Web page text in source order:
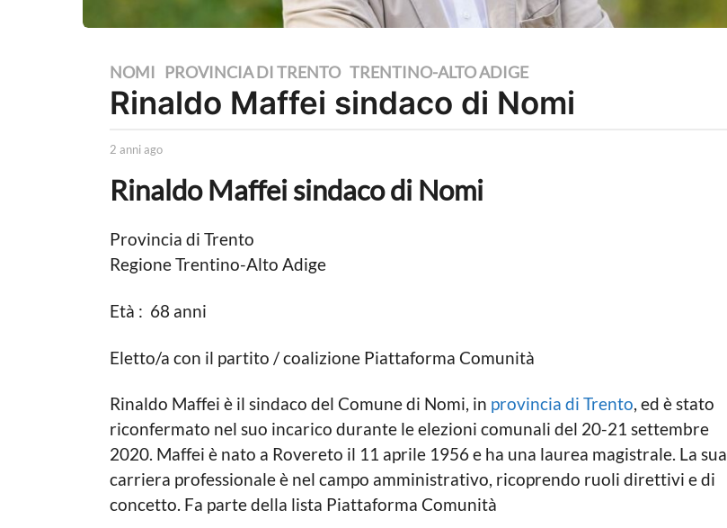
2
a
n
a
o
2
n
n
a
g
o
NOMI PROVINCIA DI TRENTO ,TRENTINO-ALTO ADIGE
Rinaldo Maffei sindaco di Nomi
b
L
a
o
i
i
c
L
a
l
2 anni ago
n
n
a
o
Rinaldo Maffei sindaco di Nomi
Provincia di Trento
Regione Trentino-Alto Adige
Età : 68 anni
Eletto/a con il partito / coalizione Piattaforma Comunità
Rinaldo Maffei è il sindaco del Comune di Nomi, in provincia di Trento, ed è stato
riconfermato nel suo incarico durante le elezioni comunali del 20-21 settembre
2020. Maffei è nato a Rovereto il 11 aprile 1956 e ha una laurea magistrale. La sua
carriera professionale è nel campo amministrativo, ricoprendo ruoli direttivi e di
concetto. Fa parte della lista Piattaforma Comunità